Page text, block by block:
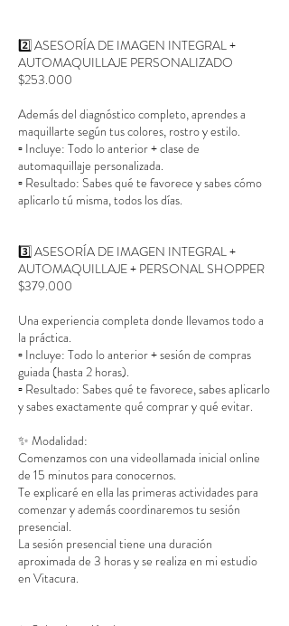
2️⃣ ASESORÍA DE IMAGEN INTEGRAL +
AUTOMAQUILLAJE PERSONALIZADO
$253.000
Además del diagnóstico completo, aprendes a
maquillarte según tus colores, rostro y estilo.
▫️ Incluye: Todo lo anterior + clase de
automaquillaje personalizada.
▫️ Resultado: Sabes qué te favorece y sabes cómo
aplicarlo tú misma, todos los días.
3️⃣ ASESORÍA DE IMAGEN INTEGRAL +
AUTOMAQUILLAJE + PERSONAL SHOPPER
$379.000
Una experiencia completa donde llevamos todo a
la práctica.
▫️ Incluye: Todo lo anterior + sesión de compras
guiada (hasta 2 horas).
▫️ Resultado: Sabes qué te favorece, sabes aplicarlo
y sabes exactamente qué comprar y qué evitar.
✨ Modalidad:
Comenzamos con una videollamada inicial online
de 15 minutos para conocernos.
Te explicaré en ella las primeras actividades para
comenzar y además coordinaremos tu sesión
presencial.
La sesión presencial tiene una duración
aproximada de 3 horas y se realiza en mi estudio
en Vitacura.